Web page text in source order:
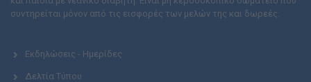
συντηρείται μόνον από τις εισφορές των μελών της και δωρεές.
Εκδηλώσεις - Ημερίδες
Δελτία Τύπου